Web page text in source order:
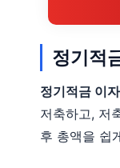
정기적
정기적금 이
저축하고, 저
후 총액을 쉽